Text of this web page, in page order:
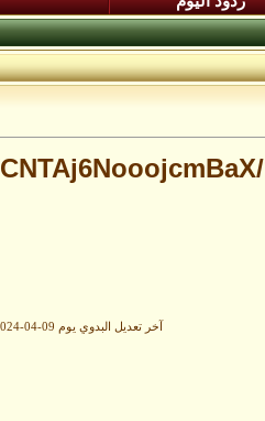
آخر تعديل البدوي يوم 09-04-2024 في